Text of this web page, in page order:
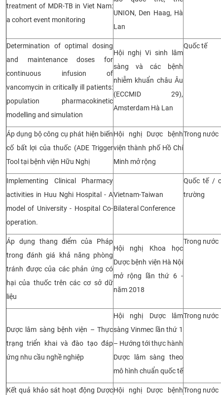
treatment of MDR-TB in Viet Nam:
a cohort event monitoring
UNION, Den Haag, Hà
Lan
Determination of optimal dosing
and maintenance doses for
continuous infusion of
vancomycin in critically ill patients:
population pharmacokinetic
modelling and simulation
Hội nghị Vi sinh lâm
sàng và các bệnh
nhiễm khuẩn châu Âu
(ECCMID 29),
Amsterdam Hà Lan
Quốc tế
Áp dụng bộ công cụ phát hiện biến
cố bất lợi của thuốc (ADE Trigger
Tool tại bệnh viện Hữu Nghị
Hội nghị Dược bệnh
viện thành phố Hồ Chí
Minh mở rộng
Trong nước
Implementing Clinical Pharmacy
activities in Huu Nghi Hospital - A
model of University - Hospital Co-
operation.
Vietnam-Taiwan
Bilateral Conference
Quốc tế /
trường
Áp dụng thang điểm của Pháp
trong đánh giá khả năng phòng
tránh được của các phản ứng có
hại của thuốc trên các cơ sở dữ
liệu
Hội nghị Khoa học
Dược bệnh viện Hà Nội
mở rộng lần thứ 6 -
năm 2018
Trong nước
Dược lâm sàng bệnh viện – Thực
trạng triển khai và đào tạo đáp
ứng nhu cầu nghề nghiệp
Hội nghị Dược lâm
sàng Vinmec lần thứ 1
– Hướng tới thực hành
Dược lâm sàng theo
mô hình chuẩn quốc tế
Trong nước
Kết quả khảo sát hoạt động DượcHội nghị Dược bệnhTrong nước